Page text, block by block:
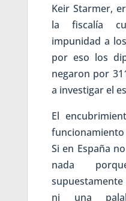
Keir Starmer,
la fiscalía
impunidad a
por eso los
negaron por
a investigar el
El
Si en España
nada
ni una